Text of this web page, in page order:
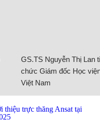
GS.TS Nguyễn Thị Lan
chức Giám đốc Học
Việt Nam